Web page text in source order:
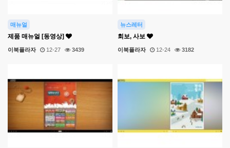
매뉴얼
제품 매뉴얼 [동영상]
이북플라자 12-27 3439
뉴스레터
회보, 사보
이북플라자 12-24 3182